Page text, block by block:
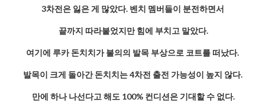
3차전은 잃은 게 많았다. 벤치 멤버들이 분전하면서
끝까지 따라붙었지만 힘에 부치고 말았다.
여기에 루카 돈치치가 불의의 발목 부상으로 코트를 떠났다.
발목이 크게 돌아간 돈치치는 4차전 출전 가능성이 높지 않다.
만에 하나 나선다고 해도 100% 컨디션은 기대할 수 없다.